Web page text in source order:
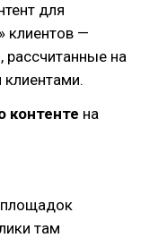
для
клиентов —
рассчитанные на
контенте на
площадок
там